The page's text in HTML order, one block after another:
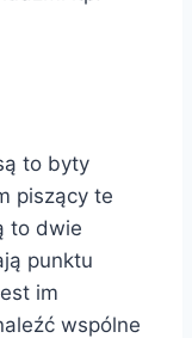
to byty
piszący te
to dwie
punktu
im
wspólne